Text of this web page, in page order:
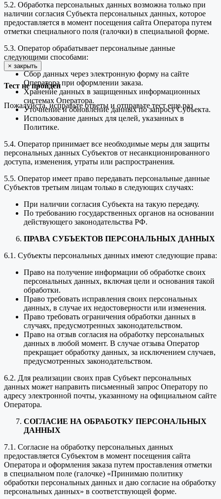
× закрыть
Тест не пройден
Пожалуйста, исправьте ответы и отправьте тест еще раз
5.2. Обработка персональных данных возможна только при
наличии согласия Субъекта персональных данных, которое
предоставляется в момент посещения сайта Оператора путем
отметки специального поля (галочки) в специальной форме.
5.3. Оператор обрабатывает персональные данные
следующими способами:
Сбор данных через электронную форму на сайте
Оператора при оформлении заказа.
Хранение данных в защищенных информационных
системах Оператора.
Уточнение и обновление данных по запросу Субъекта.
Использование данных для целей, указанных в
Политике.
5.4. Оператор принимает все необходимые меры для защиты
персональных данных Субъектов от несанкционированного
доступа, изменения, утраты или распространения.
5.5. Оператор имеет право передавать персональные данные
Субъектов третьим лицам только в следующих случаях:
При наличии согласия Субъекта на такую передачу.
По требованию государственных органов на основании
действующего законодательства РФ.
ПРАВА СУБЪЕКТОВ ПЕРСОНАЛЬНЫХ ДАННЫХ
6.1. Субъекты персональных данных имеют следующие права:
Право на получение информации об обработке своих
персональных данных, включая цели и основания такой
обработки.
Право требовать исправления своих персональных
данных, в случае их недостоверности или изменения.
Право требовать ограничения обработки данных в
случаях, предусмотренных законодательством.
Право на отзыв согласия на обработку персональных
данных в любой момент. В случае отзыва Оператор
прекращает обработку данных, за исключением случаев,
предусмотренных законодательством.
6.2. Для реализации своих прав Субъект персональных
данных может направить письменный запрос Оператору по
адресу электронной почты, указанному на официальном сайте
Оператора.
СОГЛАСИЕ НА ОБРАБОТКУ ПЕРСОНАЛЬНЫХ
ДАННЫХ
7.1. Согласие на обработку персональных данных
предоставляется Субъектом в момент посещения сайта
Оператора и оформления заказа путем проставления отметки
в специальном поле (галочке) «Принимаю политику
обработки персональных данных и даю согласие на обработку
персональных данных» в соответствующей форме.